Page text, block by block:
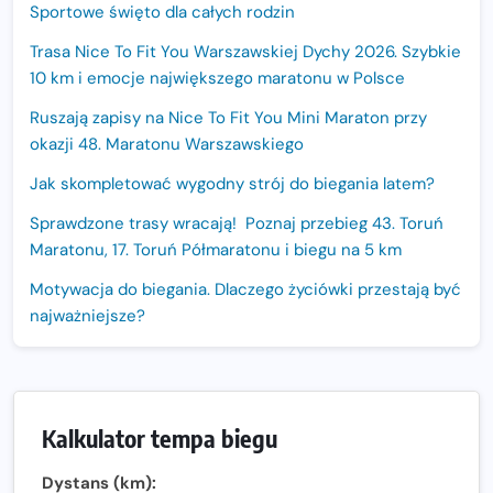
Sportowe święto dla całych rodzin
Trasa Nice To Fit You Warszawskiej Dychy 2026. Szybkie
10 km i emocje największego maratonu w Polsce
Ruszają zapisy na Nice To Fit You Mini Maraton przy
okazji 48. Maratonu Warszawskiego
Jak skompletować wygodny strój do biegania latem?
Sprawdzone trasy wracają! Poznaj przebieg 43. Toruń
Maratonu, 17. Toruń Półmaratonu i biegu na 5 km
Motywacja do biegania. Dlaczego życiówki przestają być
najważniejsze?
Sprawdzony przebieg i profil stworzony do szybkiego
biegania
Kalkulator tempa biegu
Dystans (km):